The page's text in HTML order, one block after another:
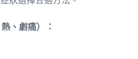
、劇痛）：